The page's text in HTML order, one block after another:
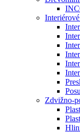
Zdvižno-